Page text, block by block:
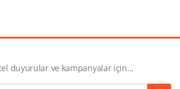
duyurular ve kampanyalar için...